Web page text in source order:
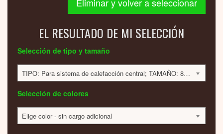
EL RESULTADO DE MI SELECCIÓN
Selección de tipo y tamaño
TIPO: Para sistema de calefacción central; TAMAÑO: 800x250x70mm; 158 VATIOS; 449 EUR
Selección de colores
Elige color - sin cargo adicional